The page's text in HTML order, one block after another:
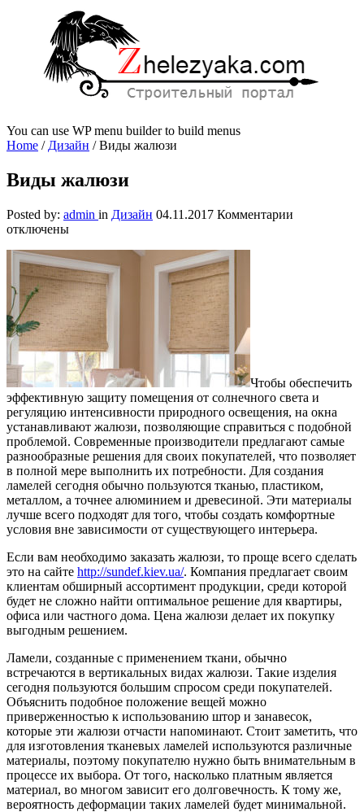
You can use WP menu builder to build menus
Home / Дизайн /Виды жалюзи
Виды жалюзи
Posted by: admin in Дизайн 04.11.2017 Комментарии
отключены
Чтобы обеспечить
эффективную защиту помещения от солнечного света и
регуляцию интенсивности природного освещения, на окна
устанавливают жалюзи, позволяющие справиться с подобной
проблемой. Современные производители предлагают самые
разнообразные решения для своих покупателей, что позволяет
в полной мере выполнить их потребности. Для создания
ламелей сегодня обычно пользуются тканью, пластиком,
металлом, а точнее алюминием и древесиной. Эти материалы
лучше всего подходят для того, чтобы создать комфортные
условия вне зависимости от существующего интерьера.
Если вам необходимо заказать жалюзи, то проще всего сделать
это на сайте http://sundef.kiev.ua/. Компания предлагает своим
клиентам обширный ассортимент продукции, среди которой
будет не сложно найти оптимальное решение для квартиры,
офиса или частного дома. Цена жалюзи делает их покупку
выгодным решением.
Ламели, созданные с применением ткани, обычно
встречаются в вертикальных видах жалюзи. Такие изделия
сегодня пользуются большим спросом среди покупателей.
Объяснить подобное положение вещей можно
приверженностью к использованию штор и занавесок,
которые эти жалюзи отчасти напоминают. Стоит заметить, что
для изготовления тканевых ламелей используются различные
материалы, поэтому покупателю нужно быть внимательным в
процессе их выбора. От того, насколько платным является
материал, во многом зависит его долговечность. К тому же,
вероятность деформации таких ламелей будет минимальной.